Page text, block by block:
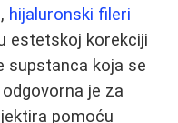
hijaluronski fileri
estetskoj korekciji
supstanca koja se
je za
pomoću